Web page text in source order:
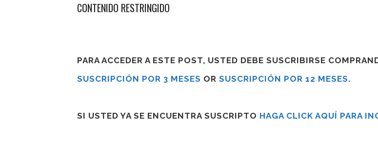
CONTENIDO RESTRINGIDO
PARA ACCEDER A ESTE POST, USTED DEBE SUSCRIBIRSE
SUSCRIPCIÓN POR 3 MESES OR SUSCRIPCIÓN POR 12 MESES.
SI USTED YA SE ENCUENTRA SUSCRIPTO HAGA CLICK AQUÍ PARA